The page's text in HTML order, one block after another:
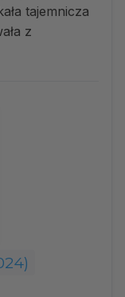
tajemnicza
z